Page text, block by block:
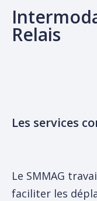
RER FERROVIAIRE
ENTRETIEN ET
LES ÉLUS
REVOIR UN COMITÉ
ACTES
PEM GONCELIN
LES CONCERTATIONS
PDU 2030
MARCHÉS PUBLICS
MENTIONS LÉGALES
Relais
Les services
Le SMMAG
faciliter les